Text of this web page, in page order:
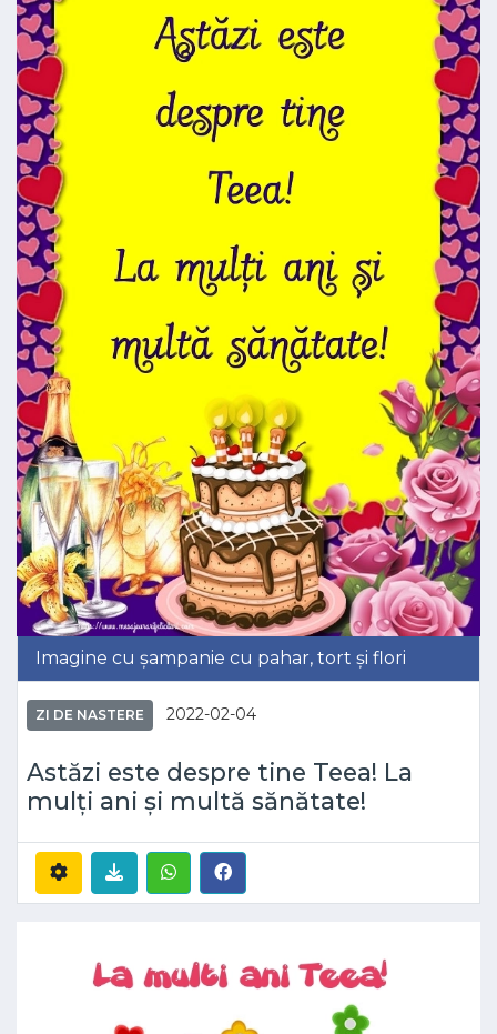
Imagine cu șampanie cu pahar, tort și flori
ZI DE NASTERE 2022-02-04
Astăzi este despre tine Teea! La
mulți ani și multă sănătate!